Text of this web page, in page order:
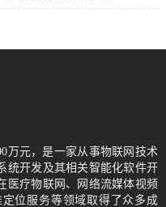
万元，是一家从事物联网技术
统开发及其相关智能化软件开
医疗物联网、网络流媒体视频
位服务等领域取得了众多成